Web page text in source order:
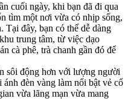
cuối ngày, khi bạn đã đi qua
tìm một nơi vừa có nhịp sống,
Tại đây, bạn có thể dễ dàng
trung tâm, từ việc dạo
cà phê, trà chanh gần đó để
sôi động hơn với lượng người
đèn vàng làm nổi bật vẻ cổ
vừa lãng mạn vừa mang